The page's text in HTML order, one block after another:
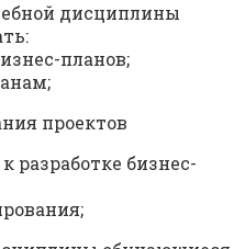
дисциплины
планов;
проектов
разработке бизнес-